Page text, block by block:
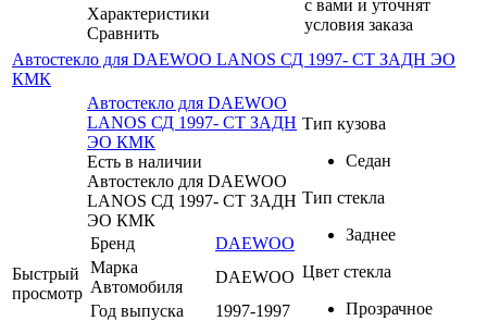
Характеристики
Сравнить
с вами и уточнят
условия заказа
Автостекло для DAEWOO LANOS СД 1997- СТ ЗАДН ЭО
КМК
Быстрый
просмотр
Автостекло для DAEWOO
LANOS СД 1997- СТ ЗАДН
ЭО КМК
Есть в наличии
Автостекло для DAEWOO
LANOS СД 1997- СТ ЗАДН
ЭО КМК
Бренд
DAEWOO
Марка
Автомобиля
DAEWOO
Год выпуска
1997-1997
Тип кузова
Седан
Тип стекла
Заднее
Цвет стекла
Прозрачное